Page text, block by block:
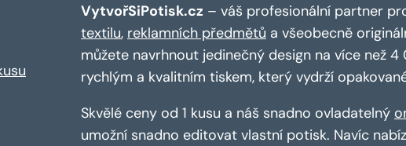
VytvořSiPotisk.cz – váš profesionální partner
textilu, reklamních předmětů a všeobecně
můžete navrhnout jedinečný design na více než
rychlým a kvalitním tiskem, který vydrží
Skvělé ceny od 1 kusu a náš snadno ovladatelný
umožní snadno editovat vlastní potisk. Navíc